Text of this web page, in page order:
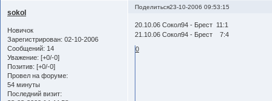
Поделиться23-10-2006 09:53:15
sokol
Новичок
Зарегистрирован: 02-10-2006
Сообщений: 14
Уважение: [+0/-0]
Позитив: [+0/-0]
Провел на форуме:
54 минуты
Последний визит:
20.10.06 Сокол94 - Брест 11:1
21.10.06 Сокол94 - Брест 7:4
0